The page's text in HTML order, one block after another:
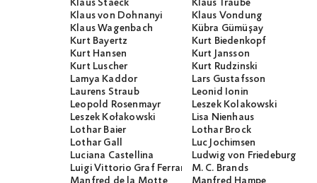
Klaus Staeck
Klaus Traube
Klaus von Dohnanyi
Klaus Vondung
Klaus Wagenbach
Kübra Gümüşay
Kurt Bayertz
Kurt Biedenkopf
Kurt Hansen
Kurt Jansson
Kurt Luscher
Kurt Rudzinski
Lamya Kaddor
Lars Gustafsson
Laurens Straub
Leonid Ionin
Leopold Rosenmayr
Leszek Kolakowski
Leszek Kołakowski
Lisa Nienhaus
Lothar Baier
Lothar Brock
Lothar Gall
Luc Jochimsen
Luciana Castellina
Ludwig von Friedeburg
Luigi Vittorio Graf Ferraris
M. C. Brands